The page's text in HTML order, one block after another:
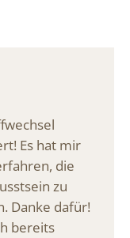
Es hat mir
die
zu
Danke dafür!
bereits